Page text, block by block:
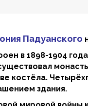
Падуанского
в 1898-1904
костёла.
здания.